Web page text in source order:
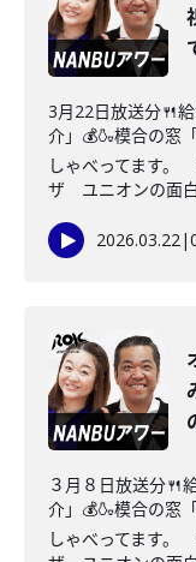
3月22日放送分🍴
介」💰🍶模合の窓
しゃべってます。
ザ ユニオンの面
2026.03.22|
３月８日放送分🍴
介」💰🍶模合の窓
しゃべってます。